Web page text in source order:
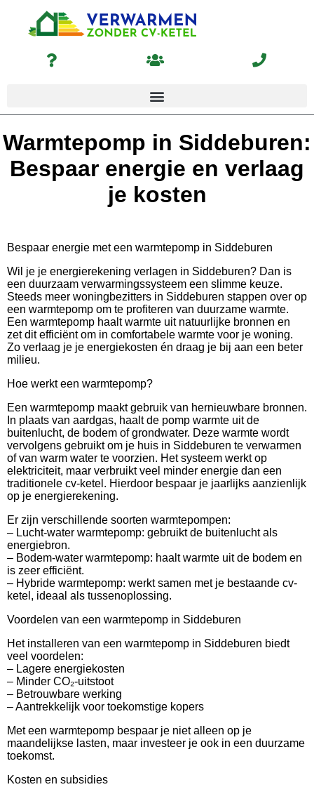
Warmtepomp in Siddeburen:
Bespaar energie en verlaag
je kosten
Bespaar energie met een warmtepomp in Siddeburen
Wil je je energierekening verlagen in Siddeburen? Dan is
een duurzaam verwarmingssysteem een slimme keuze.
Steeds meer woningbezitters in Siddeburen stappen over op
een warmtepomp om te profiteren van duurzame warmte.
Een warmtepomp haalt warmte uit natuurlijke bronnen en
zet dit efficiënt om in comfortabele warmte voor je woning.
Zo verlaag je je energiekosten én draag je bij aan een beter
milieu.
Hoe werkt een warmtepomp?
Een warmtepomp maakt gebruik van hernieuwbare bronnen.
In plaats van aardgas, haalt de pomp warmte uit de
buitenlucht, de bodem of grondwater. Deze warmte wordt
vervolgens gebruikt om je huis in Siddeburen te verwarmen
of van warm water te voorzien. Het systeem werkt op
elektriciteit, maar verbruikt veel minder energie dan een
traditionele cv-ketel. Hierdoor bespaar je jaarlijks aanzienlijk
op je energierekening.
Er zijn verschillende soorten warmtepompen:
– Lucht-water warmtepomp: gebruikt de buitenlucht als
energiebron.
– Bodem-water warmtepomp: haalt warmte uit de bodem en
is zeer efficiënt.
– Hybride warmtepomp: werkt samen met je bestaande cv-
ketel, ideaal als tussenoplossing.
Voordelen van een warmtepomp in Siddeburen
Het installeren van een warmtepomp in Siddeburen biedt
veel voordelen:
– Lagere energiekosten
– Minder CO₂-uitstoot
– Betrouwbare werking
– Aantrekkelijk voor toekomstige kopers
Met een warmtepomp bespaar je niet alleen op je
maandelijkse lasten, maar investeer je ook in een duurzame
toekomst.
Kosten en subsidies